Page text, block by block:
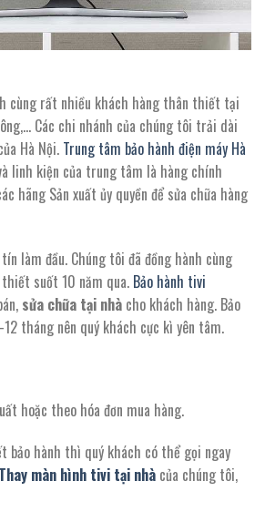
cùng rất nhiều khách hàng thân thiết tại
Các chi nhánh của chúng tôi trải dài
Hà Nội. Trung tâm bảo hành điện máy Hà
linh kiện của trung tâm là hàng chính
hãng Sản xuất ủy quyền để sửa chữa hàng
làm đầu. Chúng tôi đã đồng hành cùng
suốt 10 năm qua. Bảo hành tivi
sửa chữa tại nhà cho khách hàng. Bảo
tháng nên quý khách cực kì yên tâm.
hoặc theo hóa đơn mua hàng.
bảo hành thì quý khách có thể gọi ngay
Thay màn hình tivi tại nhà của chúng tôi,